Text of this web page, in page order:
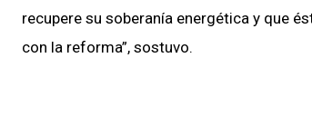
recupere su soberanía energética y que
con la reforma”, sostuvo.